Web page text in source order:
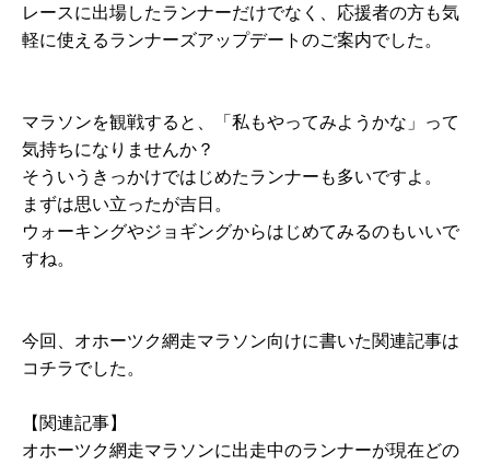
レースに出場したランナーだけでなく、応援者の方も気
軽に使えるランナーズアップデートのご案内でした。
マラソンを観戦すると、「私もやってみようかな」って
気持ちになりませんか？
そういうきっかけではじめたランナーも多いですよ。
まずは思い立ったが吉日。
ウォーキングやジョギングからはじめてみるのもいいで
すね。
今回、オホーツク網走マラソン向けに書いた関連記事は
コチラでした。
【関連記事】
オホーツク網走マラソンに出走中のランナーが現在どの